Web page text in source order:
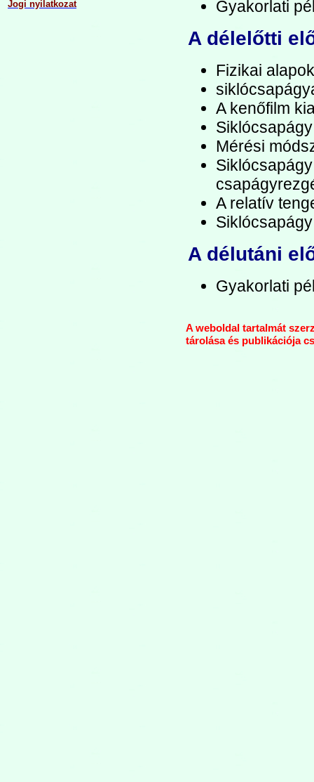
Jogi nyilatkozat
Gyakorlati
A délelőtti
Fizikai
A kenőfilm
Mérési
A relatív
A délutáni
Gyakorlati
A weboldal tartalmát
tárolása és publikációja